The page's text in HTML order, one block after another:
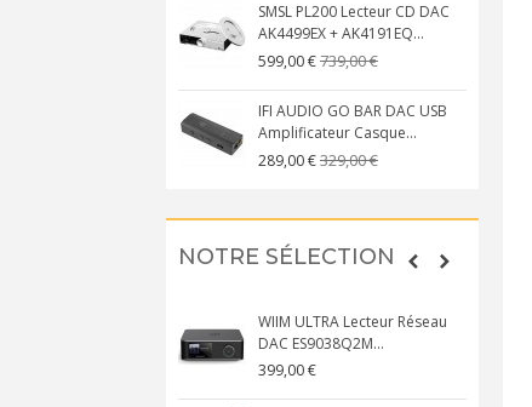
SMSL PL200 Lecteur CD DAC
AK4499EX + AK4191EQ...
599,00 €739,00 €
IFI AUDIO GO BAR DAC USB
Amplificateur Casque...
289,00 €329,00 €
NOTRE SÉLECTION
WIIM ULTRA Lecteur Réseau
DAC ES9038Q2M...
399,00 €